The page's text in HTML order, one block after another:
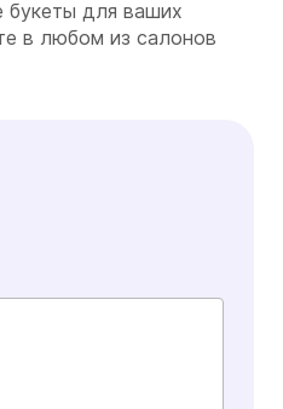
для ваших
в любом из салонов